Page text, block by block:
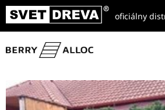
oficiálny
Domov / Referencie / Drevo-Plastové a
Ideálny povrch na detské ihrisko za výhodnú